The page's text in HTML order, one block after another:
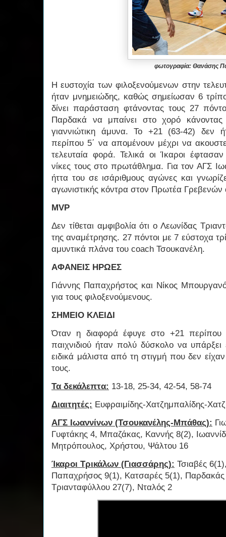
φωτογραφία: Θανάσης
Η ευστοχία των φιλοξενούμενων στην
ήταν μνημειώδης, καθώς σημείωσαν 6
δίνει παράσταση φτάνοντας τους 27
Παρδακά να μπαίνει στο χορό
γιαννιώτικη άμυνα. Το +21 (63-42) δεν
περίπου 5΄ να απομένουν μέχρι να
τελευταία φορά. Τελικά οι Ίκαροι
νίκες τους στο πρωτάθλημα. Για τον ΑΓΣ
ήττα του σε ισάριθμους αγώνες και
αγωνιστικής κόντρα στον Πρωτέα Γρεβενών
MVP
Δεν τίθεται αμφιβολία ότι ο Λεωνίδας
της αναμέτρησης. 27 πόντοι με 7 εύστοχα
αμυντικά πλάνα του coach Τσουκανέλη.
ΑΦΑΝΕΙΣ ΗΡΩΕΣ
Γιάννης Παπαχρήστος και Νίκος
για τους φιλοξενούμενους.
ΣΗΜΕΙΟ ΚΛΕΙΔΙ
Όταν η διαφορά έφυγε στο +21 περίπου
παιχνιδιού ήταν πολύ δύσκολο να υπάρξει
ειδικά μάλιστα από τη στιγμή που δεν
τους.
Τα δεκάλεπτα: 13-18, 25-34, 42-54, 58-74
Διαιτητές: Ευφραιμίδης-Χατζημπαλίδης-
ΑΓΣ Ιωαννίνων (Τσουκανέλης-Μπάθας):
Γυφτάκης 4, Μπαζάκας, Καννής 8(2),
Μητρόπουλος, Χρήστου, Ψάλτου 16
Ίκαροι Τρικάλων (Γιασσάρης): Τσιαβές
Παπαχρήσος 9(1), Κατσαρές 5(1),
Τριανταφύλλου 27(7), Νταλός 2